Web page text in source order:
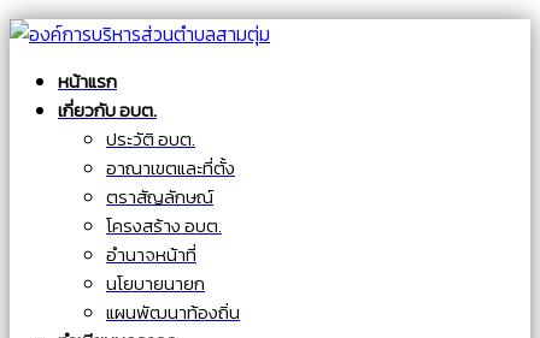
หน้าแรก
เกี่ยวกับ อบต.
ประวัติ อบต.
อาณาเขตและที่ตั้ง
ตราสัญลักษณ์
โครงสร้าง อบต.
อำนาจหน้าที่
นโยบายนายก
แผนพัฒนาท้องถิ่น